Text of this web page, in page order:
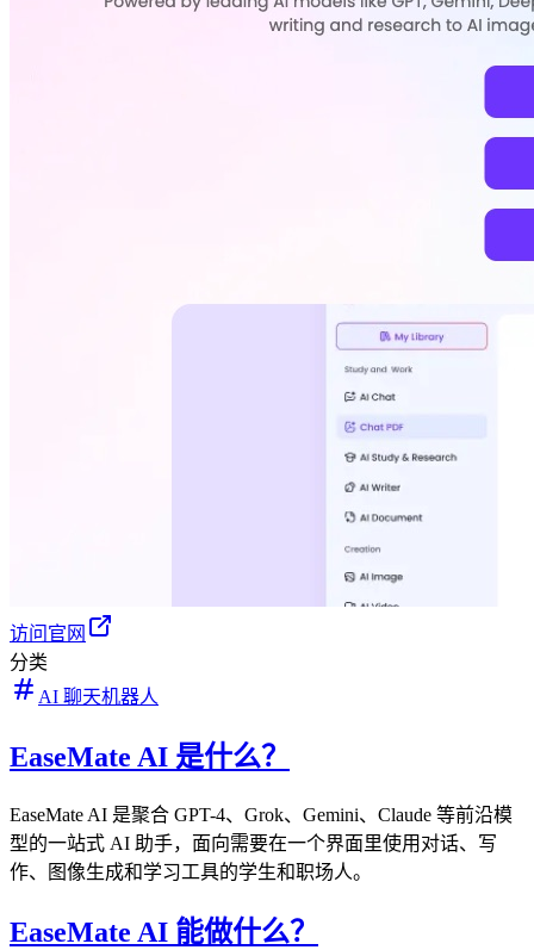
访问官网
分类
AI 聊天机器人
EaseMate AI 是什么？
EaseMate AI 是聚合 GPT-4、Grok、Gemini、Claude 等前沿模
型的一站式 AI 助手，面向需要在一个界面里使用对话、写
作、图像生成和学习工具的学生和职场人。
EaseMate AI 能做什么？